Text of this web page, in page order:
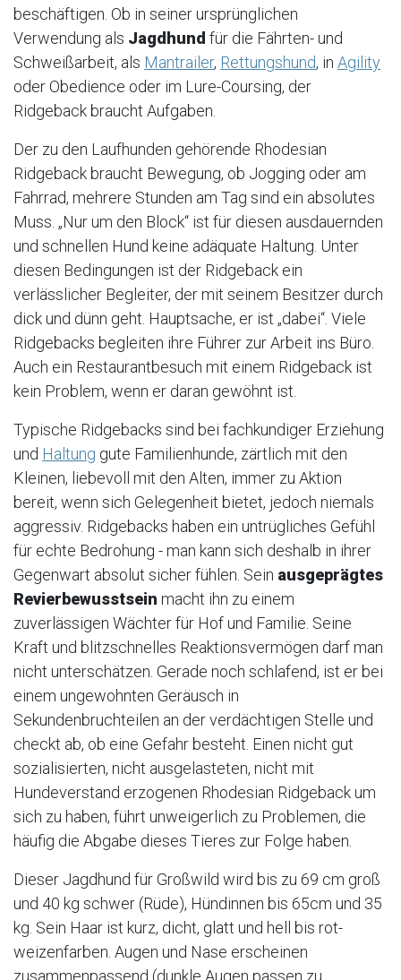
beschäftigen. Ob in seiner ursprünglichen
Verwendung als Jagdhund für die Fährten- und
Schweißarbeit, als Mantrailer, Rettungshund, in Agility
oder Obedience oder im Lure-Coursing, der
Ridgeback braucht Aufgaben.
Der zu den Laufhunden gehörende Rhodesian
Ridgeback braucht Bewegung, ob Jogging oder am
Fahrrad, mehrere Stunden am Tag sind ein absolutes
Muss. „Nur um den Block“ ist für diesen ausdauernden
und schnellen Hund keine adäquate Haltung. Unter
diesen Bedingungen ist der Ridgeback ein
verlässlicher Begleiter, der mit seinem Besitzer durch
dick und dünn geht. Hauptsache, er ist „dabei“. Viele
Ridgebacks begleiten ihre Führer zur Arbeit ins Büro.
Auch ein Restaurantbesuch mit einem Ridgeback ist
kein Problem, wenn er daran gewöhnt ist.
Typische Ridgebacks sind bei fachkundiger Erziehung
und Haltung gute Familienhunde, zärtlich mit den
Kleinen, liebevoll mit den Alten, immer zu Aktion
bereit, wenn sich Gelegenheit bietet, jedoch niemals
aggressiv. Ridgebacks haben ein untrügliches Gefühl
für echte Bedrohung - man kann sich deshalb in ihrer
Gegenwart absolut sicher fühlen. Sein ausgeprägtes
Revierbewusstsein macht ihn zu einem
zuverlässigen Wächter für Hof und Familie. Seine
Kraft und blitzschnelles Reaktionsvermögen darf man
nicht unterschätzen. Gerade noch schlafend, ist er bei
einem ungewohnten Geräusch in
Sekundenbruchteilen an der verdächtigen Stelle und
checkt ab, ob eine Gefahr besteht. Einen nicht gut
sozialisierten, nicht ausgelasteten, nicht mit
Hundeverstand erzogenen Rhodesian Ridgeback um
sich zu haben, führt unweigerlich zu Problemen, die
häufig die Abgabe dieses Tieres zur Folge haben.
Dieser Jagdhund für Großwild wird bis zu 69 cm groß
und 40 kg schwer (Rüde), Hündinnen bis 65cm und 35
kg. Sein Haar ist kurz, dicht, glatt und hell bis rot-
weizenfarben. Augen und Nase erscheinen
zusammenpassend (dunkle Augen passen zu